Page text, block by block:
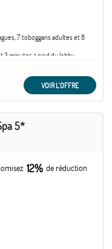
7 toboggans adultes et 8
3 minutes à pied du lobby.
dans tout le complexe.
VOIR L'OFFRE
5*
12% de réduction